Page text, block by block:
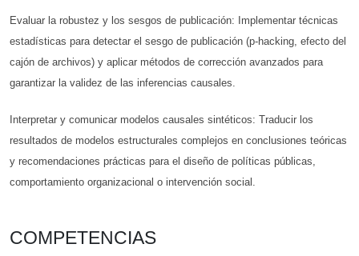
Evaluar la robustez y los sesgos de publicación: Implementar técnicas
estadísticas para detectar el sesgo de publicación (p-hacking, efecto del
cajón de archivos) y aplicar métodos de corrección avanzados para
garantizar la validez de las inferencias causales.
Interpretar y comunicar modelos causales sintéticos: Traducir los
resultados de modelos estructurales complejos en conclusiones teóricas
y recomendaciones prácticas para el diseño de políticas públicas,
comportamiento organizacional o intervención social.
COMPETENCIAS